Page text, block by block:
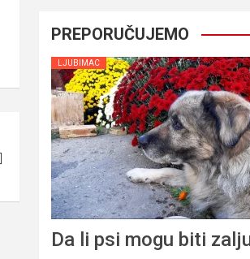
PREPORUČUJEMO
LJUBIMAC
Da li psi mogu biti